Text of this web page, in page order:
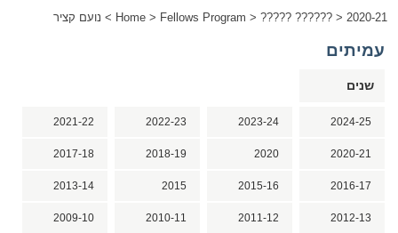
Home > Fellows Program > ????? ?????? > 2020-21
> נועם קציר
עמיתים
שנים
2024-25
2023-24
2022-23
2021-22
2020-21
2020
2018-19
2017-18
2016-17
2015-16
2015
2013-14
2012-13
2011-12
2010-11
2009-10